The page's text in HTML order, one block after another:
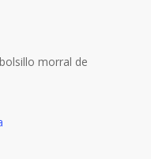
morral de